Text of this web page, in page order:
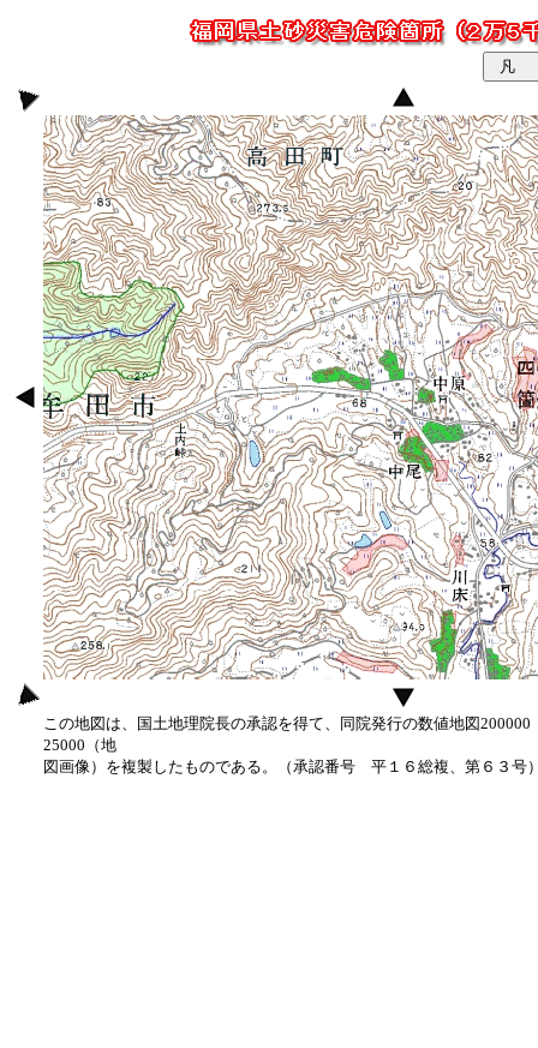
この地図は、国土地理院長の承認を得て、同院発行の数値地図
25000（地
図画像）を複製したものである。（承認番号 平１６総複、第６３号